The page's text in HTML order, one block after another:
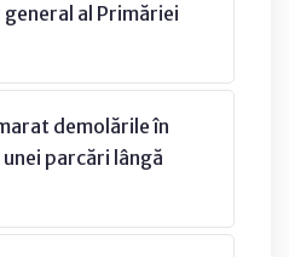
al Primăriei
demolările în
parcări lângă